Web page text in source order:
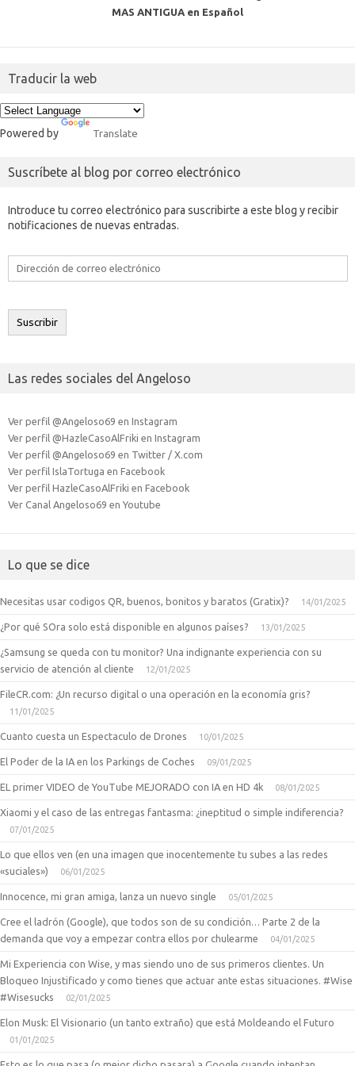
MAS ANTIGUA en Español
Traducir la web
Powered by Translate
Suscríbete al blog por correo electrónico
Introduce tu correo electrónico para suscribirte a este blog y recibir
notificaciones de nuevas entradas.
Dirección
de
electrónico
Suscribir
Las redes sociales del Angeloso
Ver perfil @Angeloso69 en Instagram
Ver perfil @HazleCasoAlFriki en Instagram
Ver perfil @Angeloso69 en Twitter / X.com
Ver perfil IslaTortuga en Facebook
Ver perfil HazleCasoAlFriki en Facebook
Ver Canal Angeloso69 en Youtube
Lo que se dice
Necesitas usar codigos QR, buenos, bonitos y baratos (Gratix)? 14/01/2025
¿Por qué SOra solo está disponible en algunos países? 13/01/2025
¿Samsung se queda con tu monitor? Una indignante experiencia con su
servicio de atención al cliente
12/01/2025
FileCR.com: ¿Un recurso digital o una operación en la economía gris?
11/01/2025
Cuanto cuesta un Espectaculo de Drones 10/01/2025
El Poder de la IA en los Parkings de Coches 09/01/2025
EL primer VIDEO de YouTube MEJORADO con IA en HD 4k 08/01/2025
Xiaomi y el caso de las entregas fantasma: ¿ineptitud o simple indiferencia?
07/01/2025
Lo que ellos ven (en una imagen que inocentemente tu subes a las redes
«suciales»)
06/01/2025
Innocence, mi gran amiga, lanza un nuevo single 05/01/2025
Cree el ladrón (Google), que todos son de su condición… Parte 2 de la
demanda que voy a empezar contra ellos por chulearme
04/01/2025
Mi Experiencia con Wise, y mas siendo uno de sus primeros clientes. Un
Bloqueo Injustificado y como tienes que actuar ante estas situaciones. #Wise
#Wisesucks
02/01/2025
Elon Musk: El Visionario (un tanto extraño) que está Moldeando el Futuro
01/01/2025